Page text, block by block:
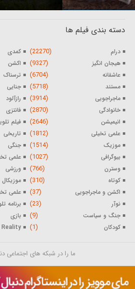
دسته بندی فیلم ها
درام (22270) کمدی
هیجان انگیز (9327) اکشن
عاشقانه (6704) ترسناک
مستند (5718) جنایی
ماجراجویی (3914) رازآلود
خانوادگی (2870) فانتزی
انیمیشن (2646) فیلم
علمی تخیلی (1812) تاریخی
موزیک (1514) جنگی
بیوگرافی (1027) علمی
وسترن (766) ورزشی
کوتاه (310) موزیکال
اکشن و ماجراجویی (37) علمی
نوآر (23) برنامه
جنگ و سیاست (9) بازی
کودکان (1)
Reality
ما را در شبکه های اجتماعی